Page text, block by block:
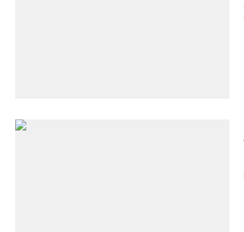
POLÍTICA